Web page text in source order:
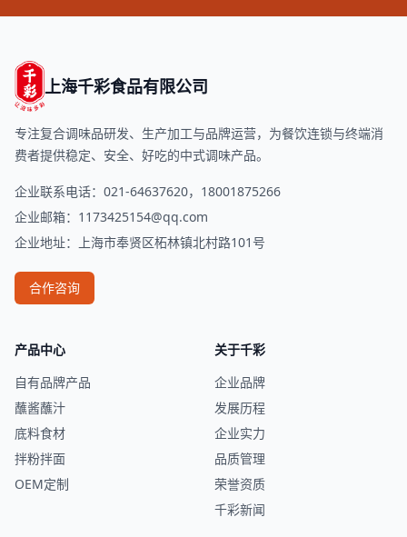
上海千彩食品有限公司
专注复合调味品研发、生产加工与品牌运营，为餐饮连锁与终端消
费者提供稳定、安全、好吃的中式调味产品。
企业联系电话：021-64637620，18001875266
企业邮箱： 1173425154@qq.com
企业地址：上海市奉贤区柘林镇北村路101号
合作咨询
产品中心
自有品牌产品
蘸酱蘸汁
底料食材
拌粉拌面
OEM定制
关于千彩
企业品牌
发展历程
企业实力
品质管理
荣誉资质
千彩新闻